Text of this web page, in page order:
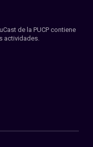
de la PUCP contiene
actividades.